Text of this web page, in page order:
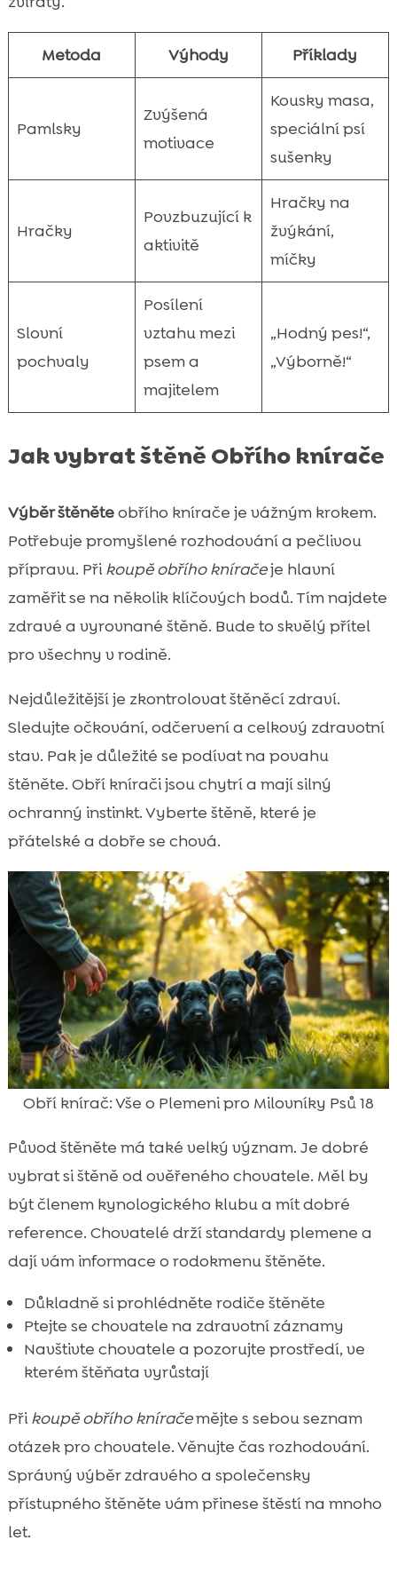
Metoda Výhody Příklady
Pamlsky
Zvýšená
motivace
Kousky masa,
speciální psí
sušenky
Hračky
Povzbuzující k
aktivitě
Hračky na
žvýkání,
míčky
Slovní
pochvaly
Posílení
vztahu mezi
psem a
majitelem
„Hodný pes!“,
„Výborně!“
Jak vybrat štěně Obřího knírače
Výběr štěněteobřího knírače je vážným krokem.
Potřebuje promyšlené rozhodování a pečlivou
přípravu. Přikoupě obřího kníračeje hlavní
zaměřit se na několik klíčových bodů. Tím najdete
zdravé a vyrovnané štěně. Bude to skvělý přítel
pro všechny v rodině.
Nejdůležitější je zkontrolovat štěněcí zdraví.
Sledujte očkování, odčervení a celkový zdravotní
stav. Pak je důležité se podívat na povahu
štěněte. Obří knírači jsou chytrí a mají silný
ochranný instinkt. Vyberte štěně, které je
přátelské a dobře se chová.
Obří knírač: Vše o Plemeni pro Milovníky Psů 18
Původ štěněte má také velký význam. Je dobré
vybrat si štěně od ověřeného chovatele. Měl by
být členem kynologického klubu a mít dobré
reference. Chovatelé drží standardy plemene a
dají vám informace o rodokmenu štěněte.
Důkladně si prohlédněte rodiče štěněte
Ptejte se chovatele na zdravotní záznamy
Navštivte chovatele a pozorujte prostředí, ve
kterém štěňata vyrůstají
Přikoupě obřího kníračemějte s sebou seznam
otázek pro chovatele. Věnujte čas rozhodování.
Správný výběr zdravého a společensky
přístupného štěněte vám přinese štěstí na mnoho
let.